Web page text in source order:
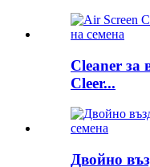
Cleaner за
Cleer...
Двойно